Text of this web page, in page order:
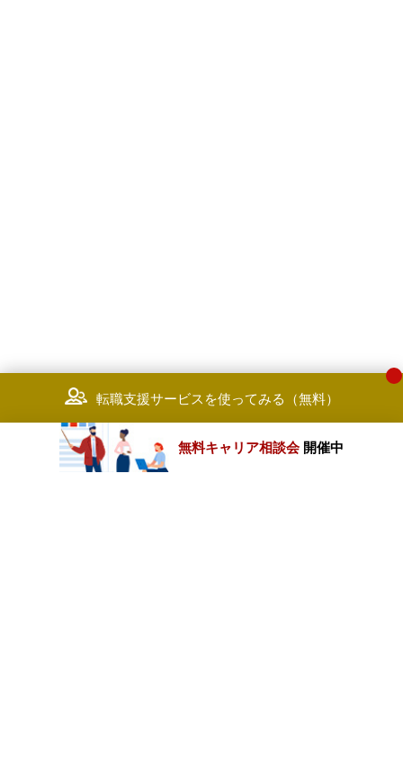
転職支援サービスを使ってみる（無料）
無料キャリア相談会 開催中